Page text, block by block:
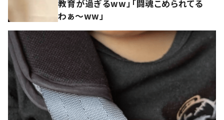
教育が過ぎるww」「闘魂こめられてる
わぁ～ww」